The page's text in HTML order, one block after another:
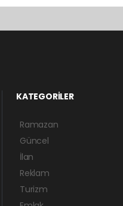
KATEGORİLER
Ramazan
Güncel
İlan
Reklam
Turizm